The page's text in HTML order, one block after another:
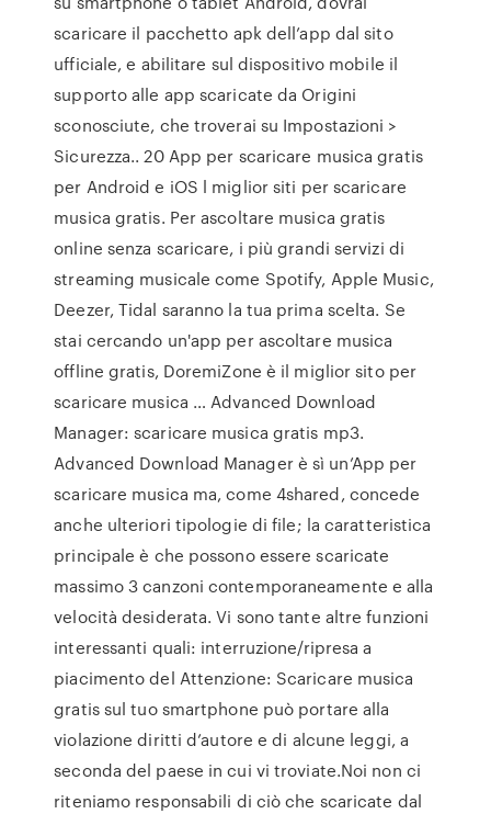
scaricare il pacchetto apk dell’app dal sito
ufficiale, e abilitare sul dispositivo mobile il
supporto alle app scaricate da Origini
sconosciute, che troverai su Impostazioni >
Sicurezza.. 20 App per scaricare musica gratis
per Android e iOS l miglior siti per scaricare
musica gratis. Per ascoltare musica gratis
online senza scaricare, i più grandi servizi di
streaming musicale come Spotify, Apple Music,
Deezer, Tidal saranno la tua prima scelta. Se
stai cercando un'app per ascoltare musica
offline gratis, DoremiZone è il miglior sito per
scaricare musica … Advanced Download
Manager: scaricare musica gratis mp3.
Advanced Download Manager è sì un’App per
scaricare musica ma, come 4shared, concede
anche ulteriori tipologie di file; la caratteristica
principale è che possono essere scaricate
massimo 3 canzoni contemporaneamente e alla
velocità desiderata. Vi sono tante altre funzioni
interessanti quali: interruzione/ripresa a
piacimento del Attenzione: Scaricare musica
gratis sul tuo smartphone può portare alla
violazione diritti d’autore e di alcune leggi, a
seconda del paese in cui vi troviate.Noi non ci
riteniamo responsabili di ciò che scaricate dal